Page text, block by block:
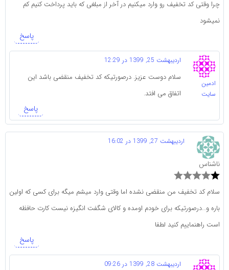
چرا وقتی کد تخفیف رو وارد میکنیم در آخر از مبلغی که باید پرداخت کنیم کم
نمیشود
پاسخ
ادمین
سایت
اردیبهشت 25, 1399 در 12:29
سلام دوست عزیز. درصورتیکه کد تخفیف منقضی باشد این
اتفاق می افتد.
پاسخ
ناشناس
اردیبهشت 27, 1399 در 16:02
سلام کد تخفیف من منقضی نشده اما وقتی وارد میشم میگه برای کسی که اولین
باره و…درصورتیکه برای خودم اومده و کالای شگفت انگیزه نیست کارت حافظه
است راهنماییم کنید لطفا
پاسخ
اردیبهشت 28, 1399 در 09:26